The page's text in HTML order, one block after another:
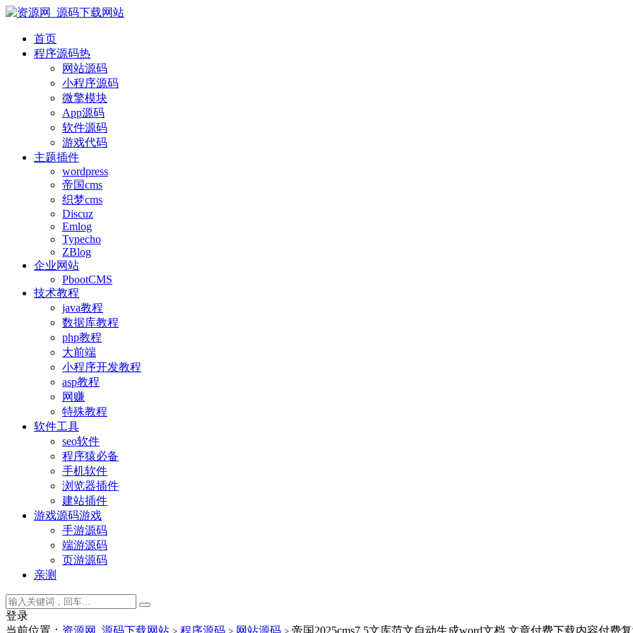
首页
程序源码热
网站源码
小程序源码
微擎模块
App源码
软件源码
游戏代码
主题插件
wordpress
帝国cms
织梦cms
Discuz
Emlog
Typecho
ZBlog
企业网站
PbootCMS
技术教程
java教程
数据库教程
php教程
大前端
小程序开发教程
asp教程
网赚
特殊教程
软件工具
seo软件
程序猿必备
手机软件
浏览器插件
建站插件
游戏源码游戏
手游源码
端游源码
页游源码
亲测
登录
当前位置： 资源网_源码下载网站 程序源码 网站源码 帝国2025cms7.5文库范文自动生成word文档 文章付费下载内容付费